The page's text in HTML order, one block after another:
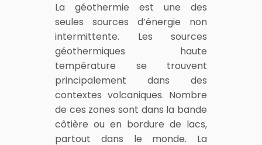
La géothermie est une des
seules sources d’énergie non
intermittente. Les sources
géothermiques haute
température se trouvent
principalement dans des
contextes volcaniques. Nombre
de ces zones sont dans la bande
côtière ou en bordure de lacs,
partout dans le monde. La